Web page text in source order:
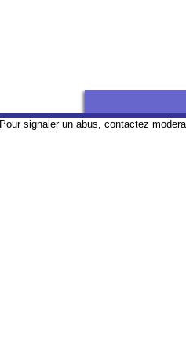
Pour signaler un abus, contactez